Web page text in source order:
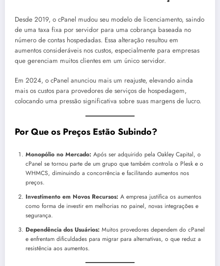
Desde 2019, o cPanel mudou seu modelo de licenciamento, saindo
de uma taxa fixa por servidor para uma cobrança baseada no
número de contas hospedadas. Essa alteração resultou em
aumentos consideráveis nos custos, especialmente para empresas
que gerenciam muitos clientes em um único servidor.
Em 2024, o cPanel anunciou mais um reajuste, elevando ainda
mais os custos para provedores de serviços de hospedagem,
colocando uma pressão significativa sobre suas margens de lucro.
Por Que os Preços Estão Subindo?
Monopólio no Mercado: Após ser adquirido pela Oakley Capital, o
cPanel se tornou parte de um grupo que também controla o Plesk e o
WHMCS, diminuindo a concorrência e facilitando aumentos nos
preços.
Investimento em Novos Recursos: A empresa justifica os aumentos
como forma de investir em melhorias no painel, novas integrações e
segurança.
Dependência dos Usuários: Muitos provedores dependem do cPanel
e enfrentam dificuldades para migrar para alternativas, o que reduz a
resistência aos aumentos.